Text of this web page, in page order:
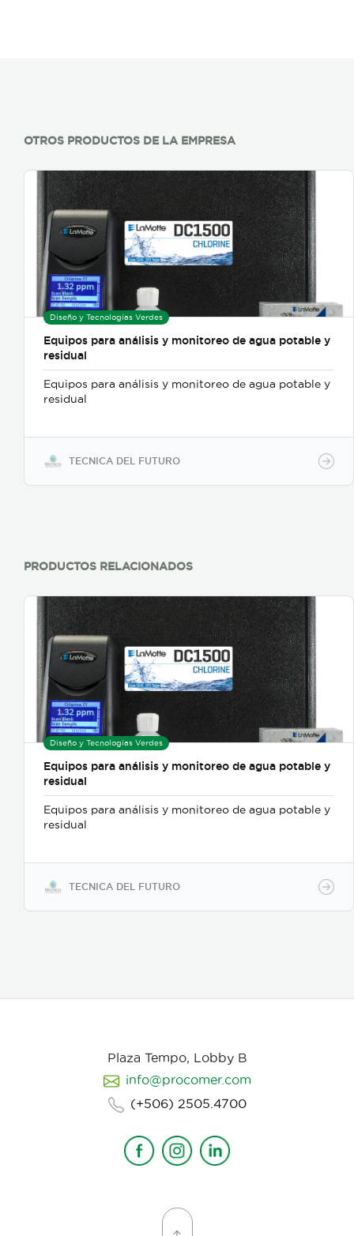
OTROS PRODUCTOS DE LA EMPRESA
Diseño y Tecnologías Verdes
Equipos para análisis y monitoreo de agua potable y
residual
Equipos para análisis y monitoreo de agua potable y
residual
TECNICA DEL FUTURO
PRODUCTOS RELACIONADOS
Diseño y Tecnologías Verdes
Equipos para análisis y monitoreo de agua potable y
residual
Equipos para análisis y monitoreo de agua potable y
residual
TECNICA DEL FUTURO
Plaza Tempo, Lobby B
info@procomer.com
(+506) 2505.4700